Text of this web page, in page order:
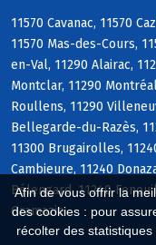
Afin de vous offrir la
des cookies : pour
récolter des
11570 Cavanac, 11570
11570 Mas-des-Cours,
en-Val, 11290 Alairac,
Montclar, 11290
Roullens, 11290
Bellegarde-du-Razès,
11300 Brugairolles,
Cambieure, 11240
Bélengard, 11240
Gramazie